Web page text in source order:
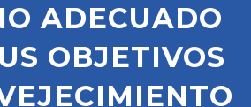
ADECUADO
OBJETIVOS